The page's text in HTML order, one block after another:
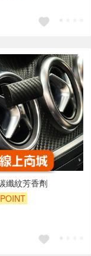
纖紋芳香劑